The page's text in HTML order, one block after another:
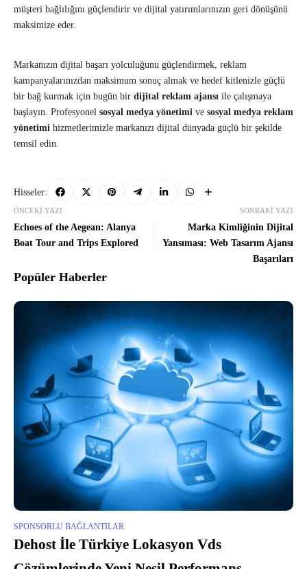
müşteri bağlılığını güçlendirir ve dijital yatırımlarınızın geri dönüşünü
maksimize eder.
Markanızın dijital başarı yolculuğunu güçlendirmek, reklam
kampanyalarınızdan maksimum sonuç almak ve hedef kitlenizle güçlü
bir bağ kurmak için bugün bir dijital reklam ajansı ile çalışmaya
başlayın. Profesyonel sosyal medya yönetimi ve sosyal medya reklam
yönetimi hizmetlerimizle markanızı dijital dünyada güçlü bir şekilde
temsil edin.
Hisseler:
ÖNCEKI YAZI
Echoes of the Aegean: Alanya
Boat Tour and Trips Explored
SONRAKI YAZI
Marka Kimliğinin Dijital
Yansıması: Web Tasarım Ajansı
Başarıları
Popüler Haberler
SPONSORLU BAĞLANTILAR
Dehost İle Türkiye Lokasyon Vds